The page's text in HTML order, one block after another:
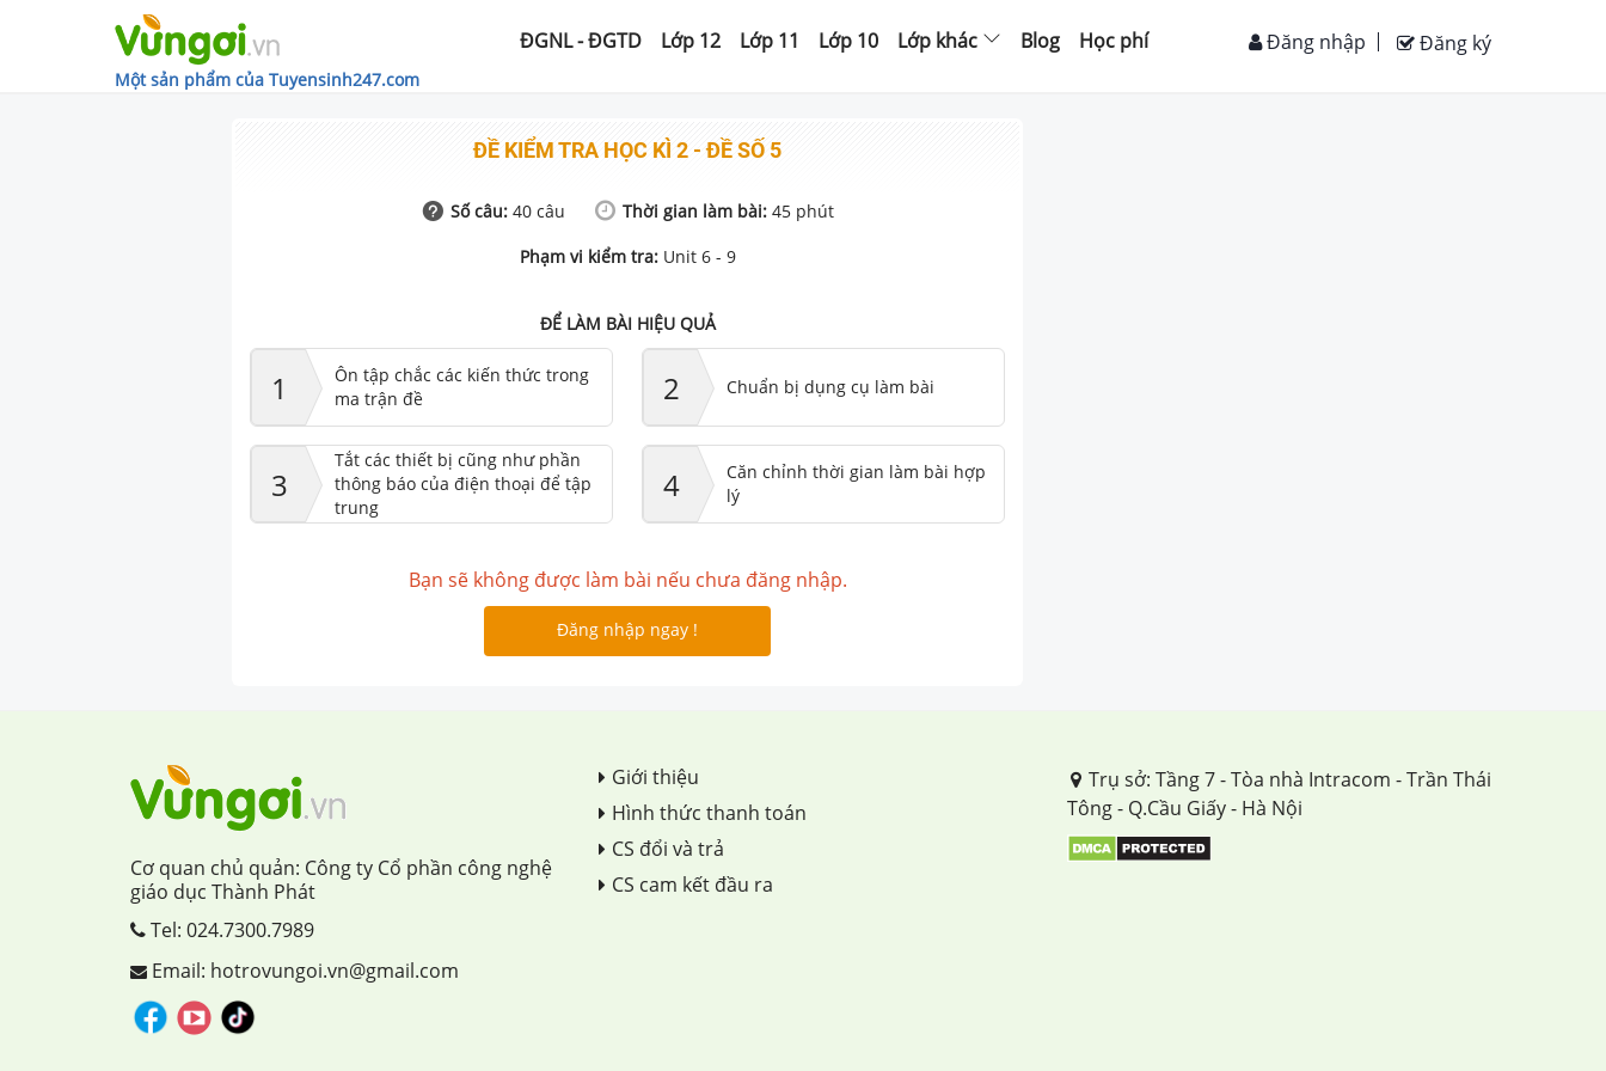
Một sản phẩm của Tuyensinh247.com
ĐGNL - ĐGTD Lớp 12 Lớp 11 Lớp 10 Lớp khác Blog Học phí Đăng ký
Đăng nhập
ĐỀ KIỂM TRA HỌC KÌ 2 - ĐỀ SỐ 5
Số câu: 40câu Thời gian làm bài: 45phút
Phạm vi kiểm tra: Unit 6 - 9
ĐỂ LÀM BÀI HIỆU QUẢ
1
Ôn tập chắc các kiến thức trong
ma trận đề
2 Chuẩn bị dụng cụ làm bài
3
Tắt các thiết bị cũng như phần
thông báo của điện thoại để tập
trung
4
Căn chỉnh thời gian làm bài hợp
lý
Bạn sẽ không được làm bài nếu chưa đăng nhập.
Đăng nhập ngay !
Cơ quan chủ quản: Công ty Cổ phần công nghệ
giáo dục Thành Phát
Tel: 024.7300.7989
Email: hotrovungoi.vn@gmail.com
Giới thiệu
Hình thức thanh toán
CS đổi và trả
CS cam kết đầu ra
Trụ sở: Tầng 7 - Tòa nhà Intracom - Trần Thái
Tông - Q.Cầu Giấy - Hà Nội